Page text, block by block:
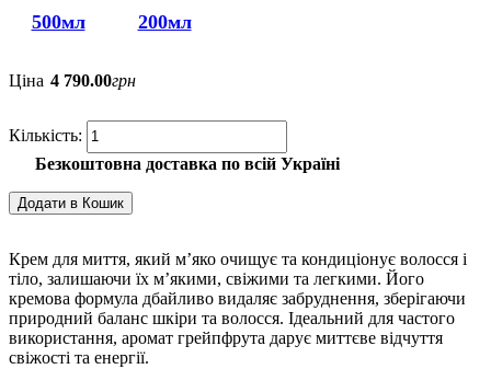
500мл 200мл
Ціна 4 790.00грн
Безкоштовна доставка по всій Україні
Додати в Кошик
Крем для миття, який м’яко очищує та кондиціонує волосся і
тіло, залишаючи їх м’якими, свіжими та легкими. Його
кремова формула дбайливо видаляє забруднення, зберігаючи
природний баланс шкіри та волосся. Ідеальний для частого
використання, аромат грейпфрута дарує миттєве відчуття
свіжості та енергії.